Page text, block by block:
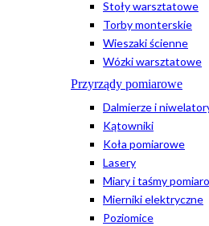
Stoły warsztatowe
Torby monterskie
Wieszaki ścienne
Wózki warsztatowe
Przyrządy pomiarowe
Dalmierze i
Kątowniki
Koła pomiarowe
Lasery
Miary i taśmy
Mierniki elektryczne
Poziomice